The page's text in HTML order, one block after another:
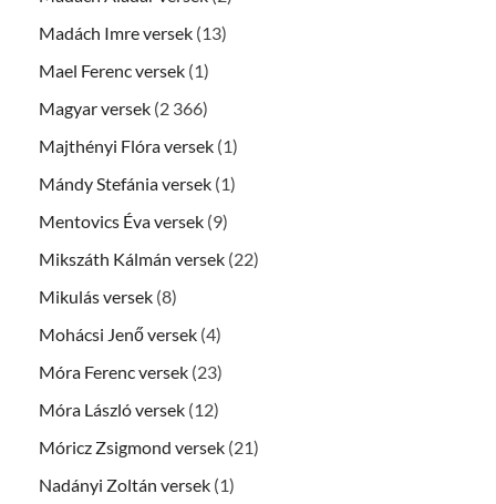
Madách Imre versek (13)
Mael Ferenc versek (1)
Magyar versek (2 366)
Majthényi Flóra versek (1)
Mándy Stefánia versek (1)
Mentovics Éva versek (9)
Mikszáth Kálmán versek (22)
Mikulás versek (8)
Mohácsi Jenő versek (4)
Móra Ferenc versek (23)
Móra László versek (12)
Móricz Zsigmond versek (21)
Nadányi Zoltán versek (1)